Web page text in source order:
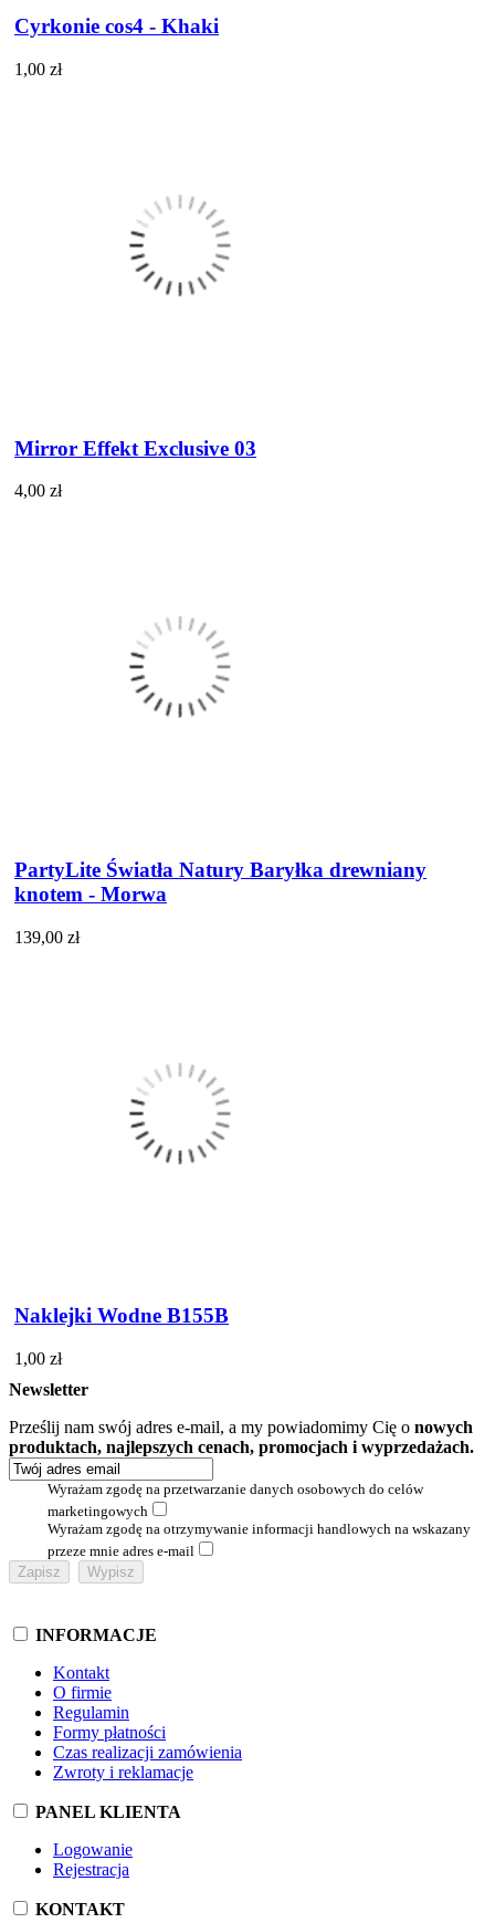
Cyrkonie cos4 - Khaki
1,00 zł
Mirror Effekt Exclusive 03
4,00 zł
PartyLite Światła Natury Baryłka drewniany
knotem - Morwa
139,00 zł
Naklejki Wodne B155B
1,00 zł
Newsletter
Prześlij nam swój adres e-mail, a my powiadomimy Cię o nowych
produktach, najlepszych cenach, promocjach i wyprzedażach.
Wyrażam zgodę na przetwarzanie danych osobowych do celów
marketingowych
Wyrażam zgodę na otrzymywanie informacji handlowych na wskazany
przeze mnie adres e-mail
INFORMACJE
Kontakt
O firmie
Regulamin
Formy płatności
Czas realizacji zamówienia
Zwroty i reklamacje
PANEL KLIENTA
Logowanie
Rejestracja
KONTAKT